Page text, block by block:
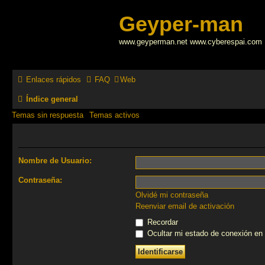
Geyper-man
www.geyperman.net www.cyberespai.com
Enlaces rápidos FAQ Web
Índice general
Temas sin respuesta
Temas activos
Nombre de Usuario:
Contraseña:
Olvidé mi contraseña
Reenviar email de activación
Recordar
Ocultar mi estado de conexión